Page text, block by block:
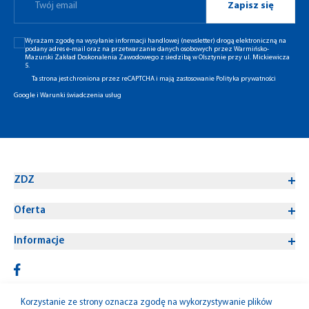
Korzystanie ze strony oznacza zgodę na wykorzystywanie plików
Zapisz się
Wyrażam zgodę na wysyłanie informacji handlowej (newsletter) drogą elektroniczną na
podany adres e-mail oraz na przetwarzanie danych osobowych przez Warmińsko-
Mazurski Zakład Doskonalenia Zawodowego z siedzibą w Olsztynie przy ul. Mickiewicza
5.
Ta strona jest chroniona przez reCAPTCHA i mają zastosowanie Polityka prywatności
Googlei Warunki świadczenia usług
ZDZ
Oferta
Informacje